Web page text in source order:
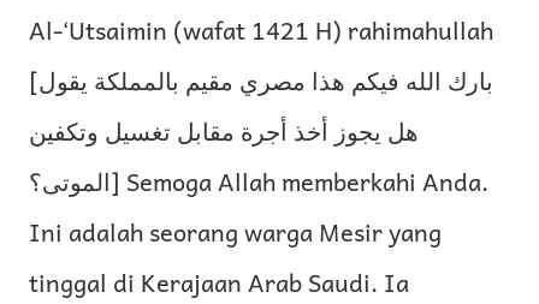
Al-‘Utsaimin (wafat 1421 H) rahimahullah
[بارك الله فيكم هذا مصري مقيم بالمملكة يقول
هل يجوز أخذ أجرة مقابل تغسيل وتكفين
الموتى؟] Semoga Allah memberkahi Anda.
Ini adalah seorang warga Mesir yang
tinggal di Kerajaan Arab Saudi. Ia